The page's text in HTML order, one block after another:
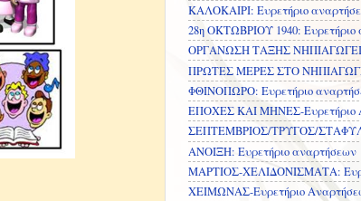
ΚΑΛΟΚΑΙΡΙ: Ευρετήριο
28η ΟΚΤΩΒΡΙΟΥ 1940: Ευρετήριο
ΟΡΓΑΝΩΣΗ ΤΑΞΗΣ
ΠΡΩΤΕΣ ΜΕΡΕΣ ΣΤΟ
ΦΘΙΝΟΠΩΡΟ: Ευρετήριο
ΕΠΟΧΕΣ ΚΑΙ ΜΗΝΕΣ-Ευρετήριο
ΣΕΠΤΕΜΒΡΙΟΣ/ΤΡΥΓΟΣ/
ΑΝΟΙΞΗ: Ευρετήριο αναρτήσεων
ΜΑΡΤΙΟΣ-ΧΕΛΙΔΟΝΙΣΜΑΤΑ:
ΧΕΙΜΩΝΑΣ-Ευρετήριο